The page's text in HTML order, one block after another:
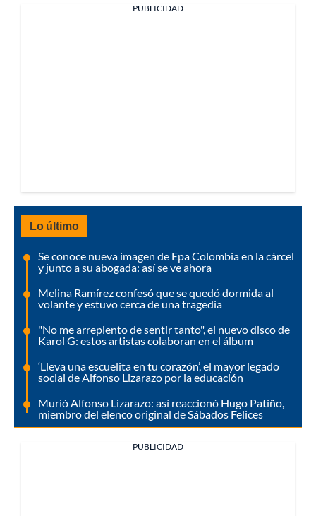
PUBLICIDAD
Lo último
Se conoce nueva imagen de Epa Colombia en la cárcel
y junto a su abogada: así se ve ahora
Melina Ramírez confesó que se quedó dormida al
volante y estuvo cerca de una tragedia
"No me arrepiento de sentir tanto", el nuevo disco de
Karol G: estos artistas colaboran en el álbum
‘Lleva una escuelita en tu corazón’, el mayor legado
social de Alfonso Lizarazo por la educación
Murió Alfonso Lizarazo: así reaccionó Hugo Patiño,
miembro del elenco original de Sábados Felices
PUBLICIDAD